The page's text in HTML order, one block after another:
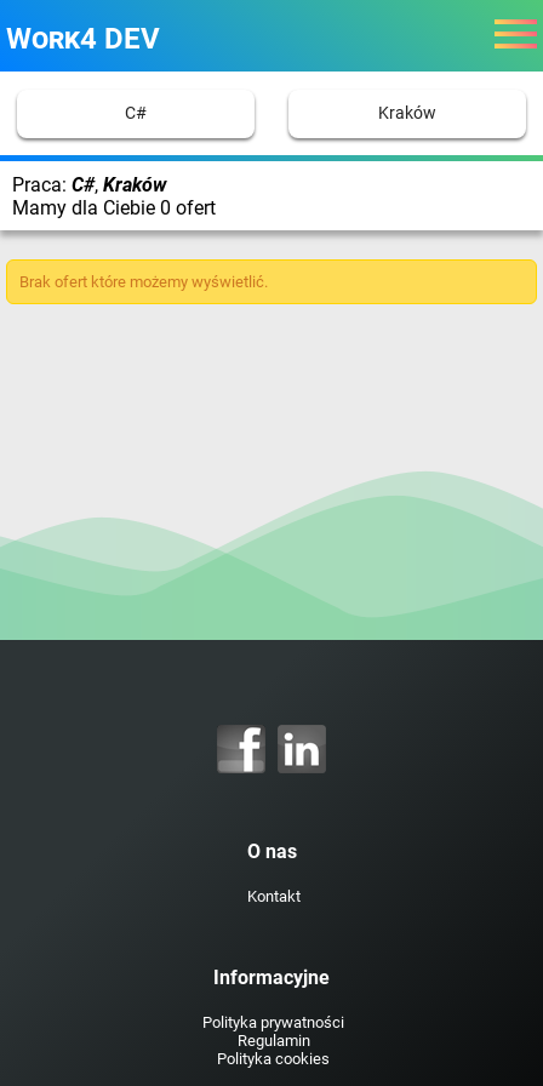
Work4 DEV
C# Kraków
Praca: C#, Kraków
Mamy dla Ciebie 0 ofert
Brak ofert które możemy wyświetlić.
O nas
Kontakt
Informacyjne
Polityka prywatności
Regulamin
Polityka cookies